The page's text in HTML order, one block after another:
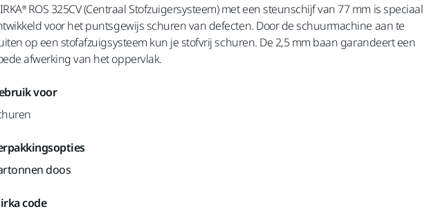
ROS 325CV (Centraal Stofzuigersysteem) met een steunschijf van 77 mm is speciaal
voor het puntsgewijs schuren van defecten. Door de schuurmachine aan te
op een stofafzuigsysteem kun je stofvrij schuren. De 2,5 mm baan garandeert een
afwerking van het oppervlak.
voor
doos
code